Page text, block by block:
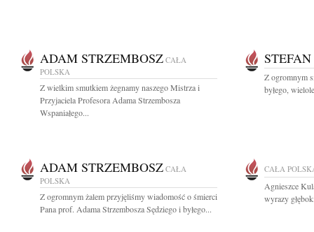
ADAM STRZEMBOSZ CAŁA
POLSKA
Z wielkim smutkiem żegnamy naszego Mistrza i
Przyjaciela Profesora Adama Strzembosza
Wspaniałego...
Z ogromnym
byłego,
ADAM STRZEMBOSZ CAŁA
POLSKA
Z ogromnym żalem przyjęliśmy wiadomość o śmierci
Pana prof. Adama Strzembosza Sędziego i byłego...
CAŁA
Agnieszce
wyrazy